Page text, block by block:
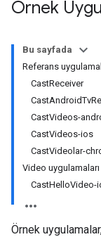
Örnek
Bu sayfada
Referans
CastReceiver
CastVideos-
CastVideos-ios
CastVideolar-
Video uygulamaları
CastHelloVideo-
Örnek